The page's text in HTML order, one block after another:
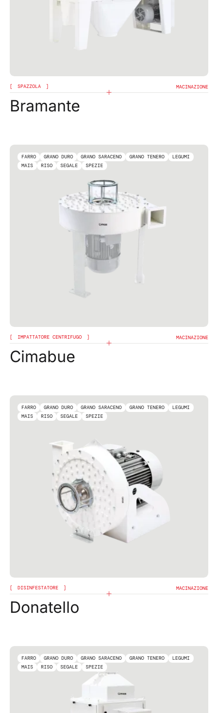
SPAZZOLA MACINAZIONE
Bramante
FARRO GRANO DURO GRANO SARACENO GRANO TENERO
LEGUMI
MAIS
RISO SEGALE SPEZIE
IMPATTATORE CENTRIFUGO MACINAZIONE
Cimabue
FARRO GRANO DURO GRANO SARACENO GRANO TENERO
LEGUMI
MAIS
RISO SEGALE SPEZIE
DISINFESTATORE MACINAZIONE
Donatello
FARRO GRANO DURO GRANO SARACENO GRANO TENERO
LEGUMI
MAIS
RISO SEGALE SPEZIE